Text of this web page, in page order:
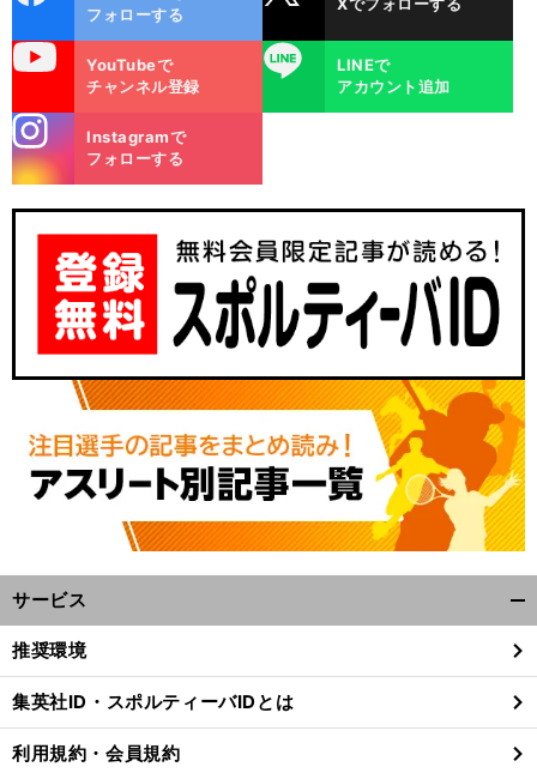
ok
フォローする
Xでフォローする
YouTubeで
チャンネル登録
LINE
LINEで
アカウント追加
m
Instagramで
フォローする
サービス
閉
る
推奨環境
集英社ID・スポルティーバIDとは
利用規約・会員規約